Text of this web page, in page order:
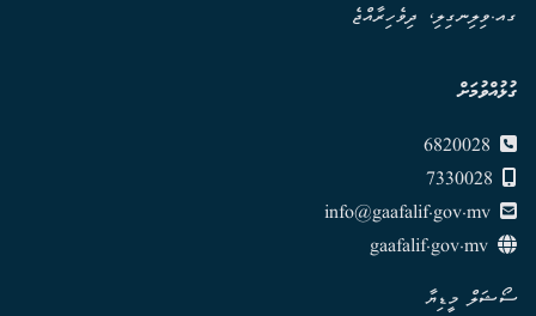
ގއ.ވިލިނގިލި، ދިވެހިރާއްޖެ
ގުޅުއްވުމަށް
info@gaafalif.gov.mv
ސޯޝަލް މީޑިޔާ